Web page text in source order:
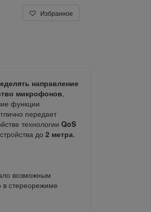
Избранное
направление
микрофонов,
функции
передает
технологии QoS
до 2 метра.
возможным
в стереорежиме